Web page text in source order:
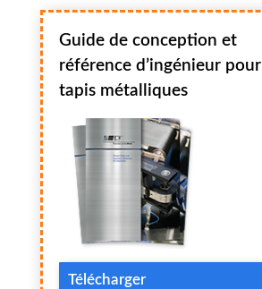
Guide de conception et
référence d’ingénieur pour
tapis métalliques
Télécharger